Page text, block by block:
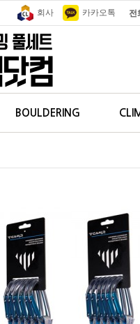
카카오톡
회사 전
BOULDERING